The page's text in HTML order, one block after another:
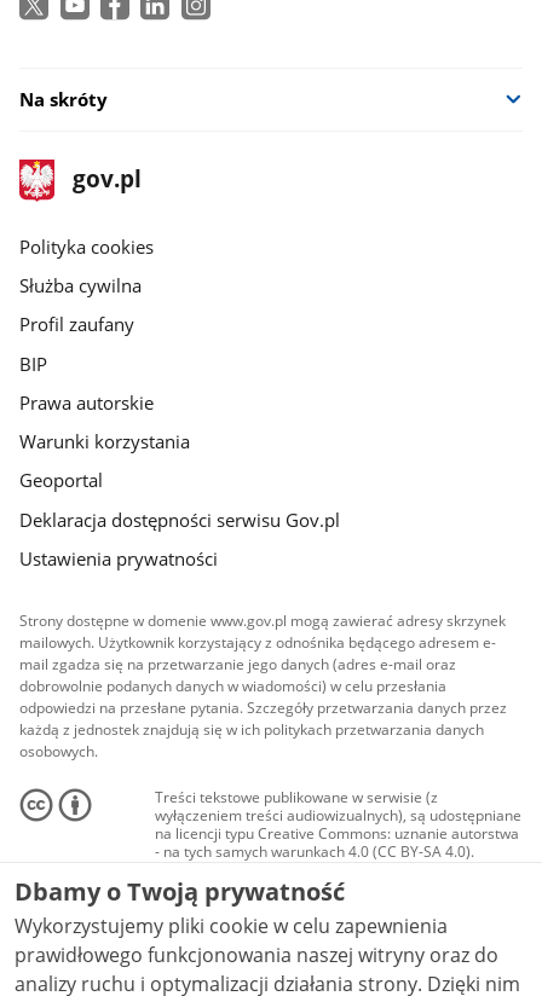
Na skróty
stopka
gov.pl
Strona
gov.pl
gov.pl
Polityka cookies
Służba cywilna
Profil zaufany
BIP
Prawa autorskie
Warunki korzystania
Geoportal
Deklaracja dostępności serwisu Gov.pl
Ustawienia prywatności
Strony dostępne w domenie www.gov.pl mogą zawierać adresy skrzynek
mailowych. Użytkownik korzystający z odnośnika będącego adresem e-
mail zgadza się na przetwarzanie jego danych (adres e-mail oraz
dobrowolnie podanych danych w wiadomości) w celu przesłania
odpowiedzi na przesłane pytania. Szczegóły przetwarzania danych przez
każdą z jednostek znajdują się w ich politykach przetwarzania danych
osobowych.
Treści tekstowe publikowane w serwisie (z
wyłączeniem treści audiowizualnych), są udostępniane
na licencji typu Creative Commons: uznanie autorstwa
- na tych samych warunkach 4.0 (CC BY-SA 4.0).
Materiały audiowizualne, w tym zdjęcia, materiały
audio i wideo, są udostępniane na licencji typu
Creative Commons: uznanie autorstwa użycie
niekomercyjne - bez utworów zależnych 4.0 (CC BY-
NC-ND 4.0), o ile nie jest to stwierdzone inaczej.
Dbamy o Twoją prywatność
Wykorzystujemy pliki cookie w celu zapewnienia
prawidłowego funkcjonowania naszej witryny oraz do
analizy ruchu i optymalizacji działania strony. Dzięki nim